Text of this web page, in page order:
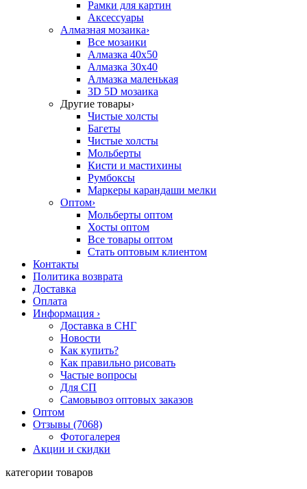
Рамки для картин
Аксессуары
Алмазная мозаика›
Все мозаики
Алмазка 40х50
Алмазка 30х40
Алмазка маленькая
3D 5D мозаика
Другие товары›
Чистые холсты
Багеты
Чистые холсты
Мольберты
Кисти и мастихины
Румбоксы
Маркеры карандаши мелки
Оптом›
Мольберты оптом
Хосты оптом
Все товары оптом
Стать оптовым клиентом
Контакты
Политика возврата
Доставка
Оплата
Информация ›
Доставка в СНГ
Новости
Как купить?
Как правильно рисовать
Частые вопросы
Для СП
Самовывоз оптовых заказов
Оптом
Отзывы (7068)
Фотогалерея
Акции и скидки
категории товаров